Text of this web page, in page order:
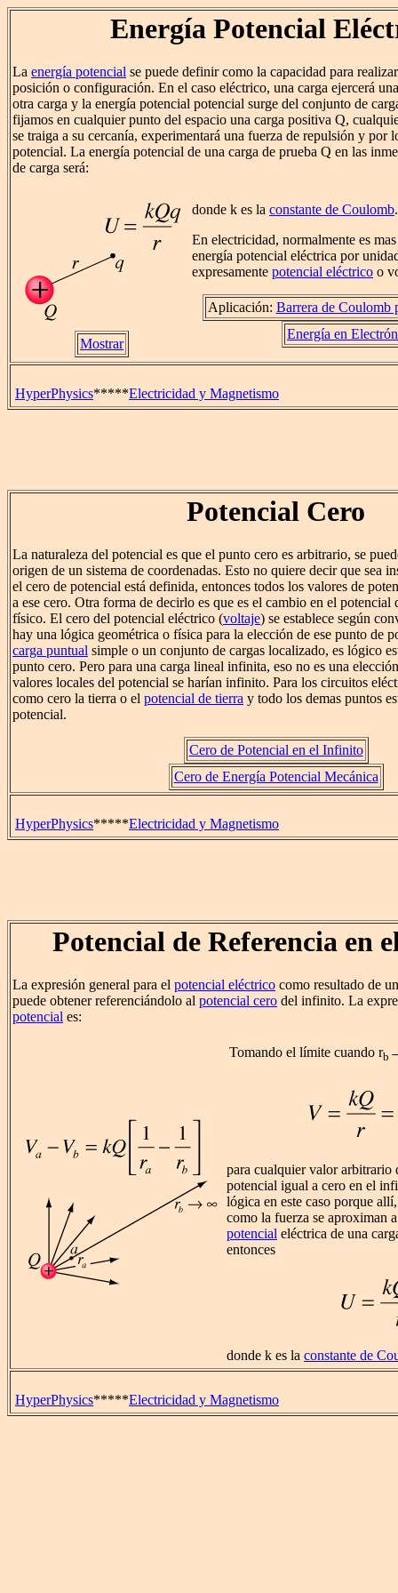
Energía Potencial
La energía potencial se puede definir como la capacidad para
posición o configuración. En el caso eléctrico, una carga ejercerá
otra carga y la energía potencial potencial surge del conjunto de
fijamos en cualquier punto del espacio una carga positiva Q,
se traiga a su cercanía, experimentará una fuerza de repulsión y por
potencial. La energía potencial de una carga de prueba Q en las
de carga será:
Mostrar
donde k es la constante de Coulomb.
En electricidad, normalmente es
energía potencial eléctrica por
expresamente potencial eléctrico o
Aplicación: Barrera de Coulomb
Energía en
HyperPhysics*****Electricidad y Magnetismo
Potencial Cero
La naturaleza del potencial es que el punto cero es arbitrario, se
origen de un sistema de coordenadas. Esto no quiere decir que sea
el cero de potencial está definida, entonces todos los valores de
a ese cero. Otra forma de decirlo es que es el cambio en el
físico. El cero del potencial eléctrico (voltaje) se establece según
hay una lógica geométrica o física para la elección de ese punto de
carga puntual simple o un conjunto de cargas localizado, es lógico
punto cero. Pero para una carga lineal infinita, eso no es una
valores locales del potencial se harían infinito. Para los circuitos
como cero la tierra o el potencial de tierra y todo los demas puntos
potencial.
Cero de Potencial en el Infinito
Cero de Energía Potencial Mecánica
HyperPhysics*****Electricidad y Magnetismo
Potencial de Referencia en
La expresión general para el potencial eléctrico como resultado de
puede obtener referenciándolo al potencial cero del infinito. La
potencial es:
Tomando el límite cuando rb
para cualquier valor arbitrario
potencial igual a cero en el
lógica en este caso porque
como la fuerza se aproximan
potencial eléctrica de una
entonces
donde k es la constante de
HyperPhysics*****Electricidad y Magnetismo